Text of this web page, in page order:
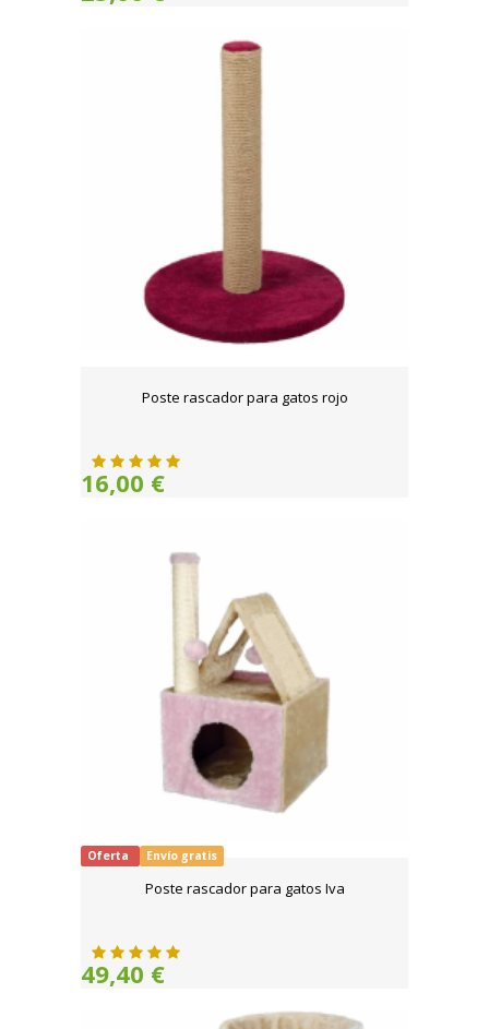
Poste rascador para gatos rojo
16,00 €
Oferta Envío gratis
Poste rascador para gatos Iva
49,40 €